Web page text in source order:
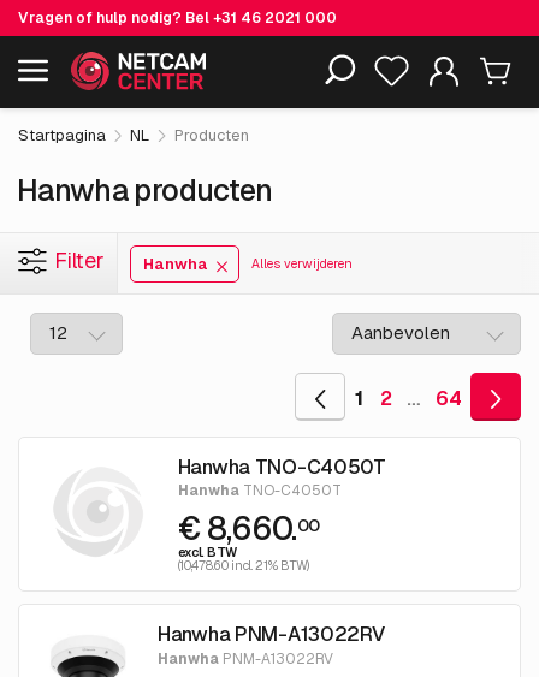
Vragen of hulp nodig? Bel+31 46 2021 000
Inclusief EOL-producten
Startpagina NL Producten
Hanwha producten
Filter Hanwha Alles verwijderen
1 2 … 64
Hanwha TNO-C4050T
HanwhaTNO-C4050T
€ 8,660.00
excl. BTW
(10,478.60 incl. 21% BTW)
Hanwha PNM-A13022RV
Hanwha PNM-A13022RV